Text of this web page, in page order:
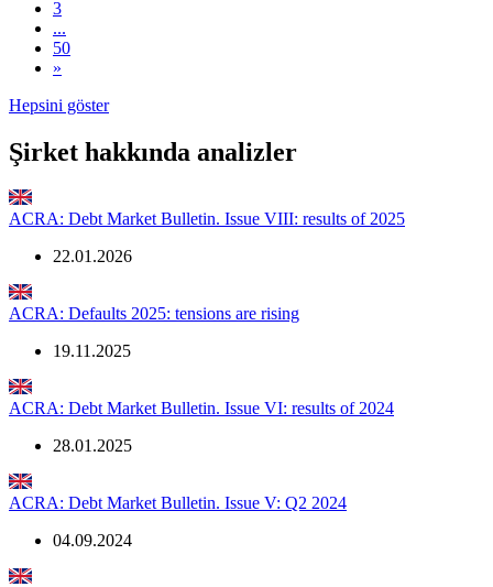
3
...
50
»
Hepsini göster
Şirket hakkında analizler
ACRA: Debt Market Bulletin. Issue VIII: results of 2025
22.01.2026
ACRA: Defaults 2025: tensions are rising
19.11.2025
ACRA: Debt Market Bulletin. Issue VI: results of 2024
28.01.2025
ACRA: Debt Market Bulletin. Issue V: Q2 2024
04.09.2024